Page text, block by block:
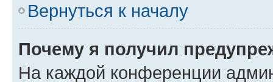
Вернуться к началу
Почему я получил
На каждой конференции